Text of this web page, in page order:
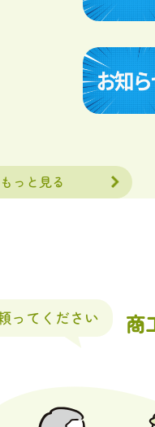
もっと見る
商